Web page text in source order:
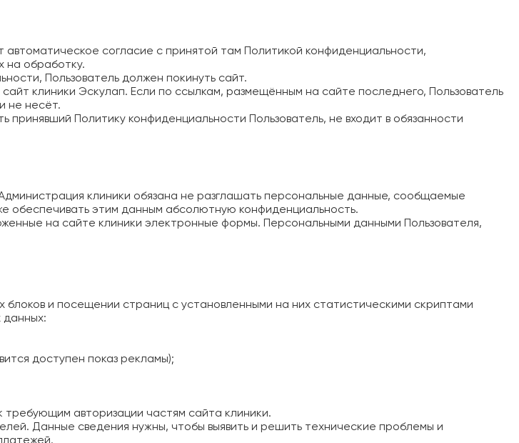
согласие с принятой там Политикой конфиденциальности,
на обработку.
Пользователь должен покинуть сайт.
клиники Эскулап. Если по ссылкам, размещённым на сайте последнего, Пользователь
не несёт.
Политику конфиденциальности Пользователь, не входит в обязанности
клиники обязана не разглашать персональные данные, сообщаемые
обеспечивать этим данным абсолютную конфиденциальность.
на сайте клиники электронные формы. Персональными данными Пользователя,
и посещении страниц с установленными на них статистическими скриптами
данных:
доступен показ рекламы);
авторизации частям сайта клиники.
Данные сведения нужны, чтобы выявить и решить технические проблемы и